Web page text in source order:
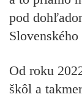
pod
Od roku
škôl a